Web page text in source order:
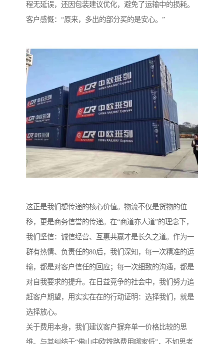
程无延误，还因包装建议优化，避免了运输中的损耗。
客户感慨：“原来，多出的部分买的是安心。”
这正是我们想传递的核心价值。物流不仅是货物的位
移，更是商务信誉的传递。在“商道亦人道”的理念下，
我们坚信：诚信经营、互惠共赢才是长久之道。作为一
群有热情、负责任的80后，我们深知，每一次精准的运
输，都是对客户信任的回应；每一次细致的沟通，都是
对自我要求的提升。在日益竞争的社会中，我们努力追
赶客户期望，用实实在在的行动证明：选择我们，就是
选择放心。
关于费用本身，我们建议客户摒弃单一价格比较的思
维。与其纠结于“佛山中欧铁路费用哪家低”，不如思考